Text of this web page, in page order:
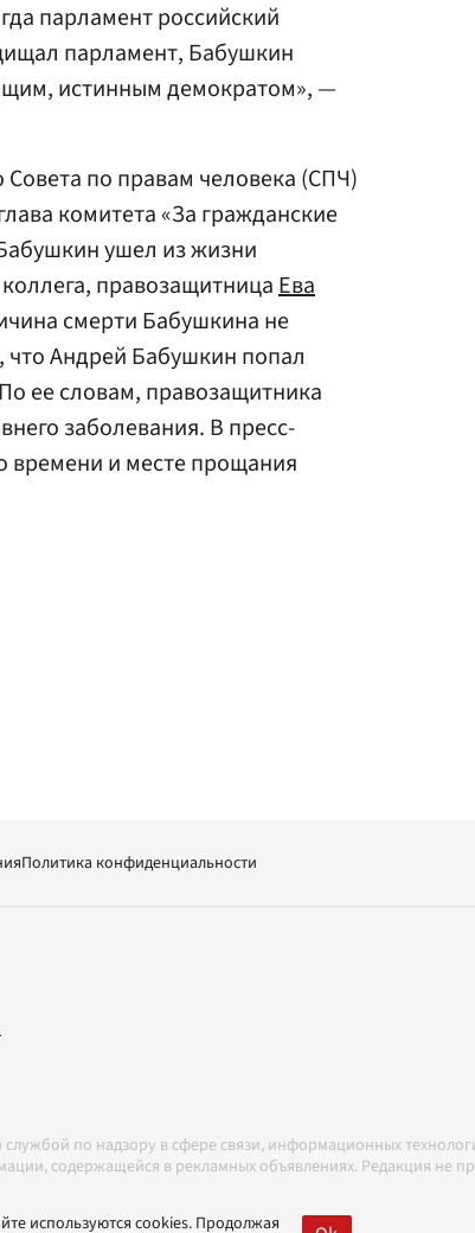
парламент российский
парламент, Бабушкин
истинным демократом», —
по правам человека (СПЧ)
комитета «За гражданские
ушел из жизни
правозащитницаЕва
смерти Бабушкина не
что Андрей Бабушкин попал
ее словам, правозащитника
заболевания. В пресс-
времени и месте прощания
Политика конфиденциальности
по надзору в сфере связи, информационных
содержащейся в рекламных объявлениях. Редакция не
соответствии с Правилами
используются cookies. Продолжая